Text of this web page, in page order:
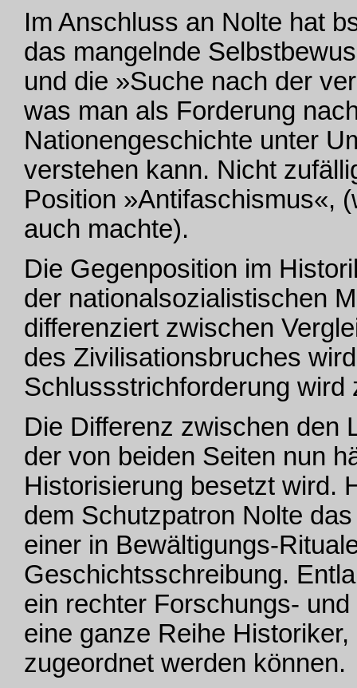
Im Anschluss an Nolte hat
das mangelnde
und die »Suche nach der
was man als Forderung
Nationengeschichte unter
verstehen kann. Nicht
Position »Antifaschismus«,
auch machte).
Die Gegenposition im
der nationalsozialistischen
differenziert zwischen
des Zivilisationsbruches
Schlussstrichforderung wird
Die Differenz zwischen den
der von beiden Seiten nun
Historisierung besetzt wird.
dem Schutzpatron Nolte
einer in Bewältigungs-
Geschichtsschreibung.
ein rechter Forschungs-
eine ganze Reihe
zugeordnet werden können.